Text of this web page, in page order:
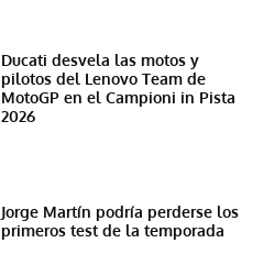
Ducati desvela las motos y
pilotos del Lenovo Team de
MotoGP en el Campioni in Pista
2026
Jorge Martín podría perderse los
primeros test de la temporada